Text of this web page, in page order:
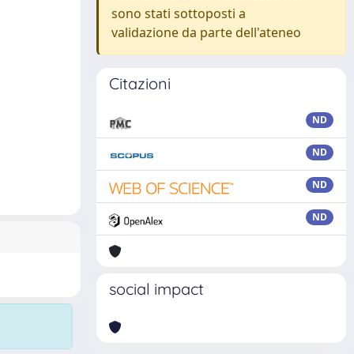
sono stati sottoposti a
validazione da parte dell'ateneo
Citazioni
ND
ND
ND
ND
social impact